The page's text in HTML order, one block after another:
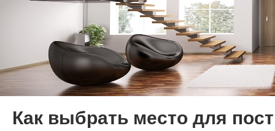
Как выбрать место для